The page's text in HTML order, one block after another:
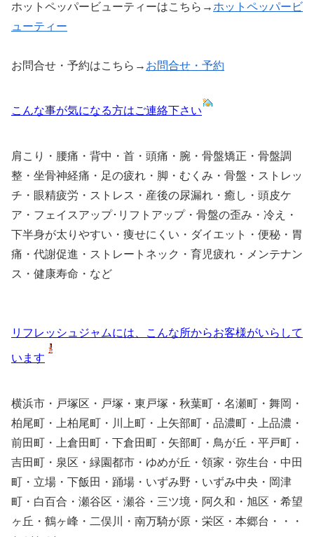
ホットペッパービューティーはこちら→ ホットペッパービ
ューティー
お問合せ・予約はこちら→ お問合せ・予約
こんな事が気になる方はご連絡下さい
肩こり・腰痛・背中・首・頭痛・腕・骨盤矯正・骨盤調
整・坐骨神経痛・足の疲れ・脚・むくみ・骨盤・ストレッ
チ・眼精疲労・ストレス・産後の尿漏れ・癒し・頭皮ケ
ア・フェイスアップ･リフトアップ・骨盤の歪み・冷え・
下半身が太りやすい・痩せにくい・ダイエット・便秘・胃
痛・代謝促進・ストレートネック・育児疲れ・メンテナン
ス・健康寿命・など
リフレッシュジャムには、こんな所からお客様がいらして
います
横浜市・戸塚区・戸塚・東戸塚・秋葉町・名瀬町・舞岡・
柏尾町・上柏尾町・川上町・上矢部町・品濃町・上品濃・
前田町・上倉田町・下倉田町・矢部町・鳥が丘・平戸町・
吉田町・泉区・緑園都市・ゆめが丘・領家・弥生台・中田
町・立場・下飯田・踊場・いずみ野・いずみ中央・岡津
町・白百合・瀬谷区・瀬谷・三ツ境・阿久和・旭区・希望
ヶ丘・鶴ヶ峰・二俣川・南万騎が原・栄区・本郷台・・・